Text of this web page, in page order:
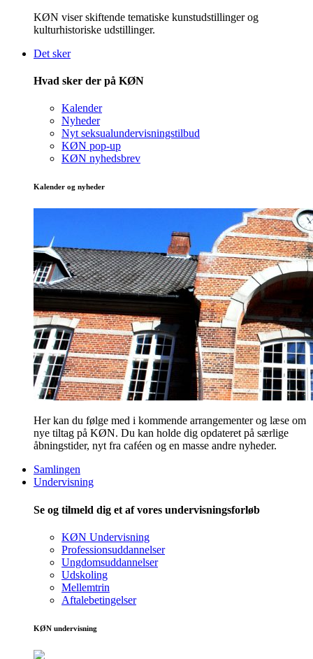
KØN viser skiftende tematiske kunstudstillinger og
kulturhistoriske udstillinger.
Det sker
Hvad sker der på KØN
Kalender
Nyheder
Nyt seksualundervisningstilbud
KØN pop-up
KØN nyhedsbrev
Kalender og nyheder
Her kan du følge med i kommende arrangementer og læse om
nye tiltag på KØN. Du kan holde dig opdateret på særlige
åbningstider, nyt fra caféen og en masse andre nyheder.
Samlingen
Undervisning
Se og tilmeld dig et af vores undervisningsforløb
KØN Undervisning
Professionsuddannelser
Ungdomsuddannelser
Udskoling
Mellemtrin
Aftalebetingelser
KØN undervisning